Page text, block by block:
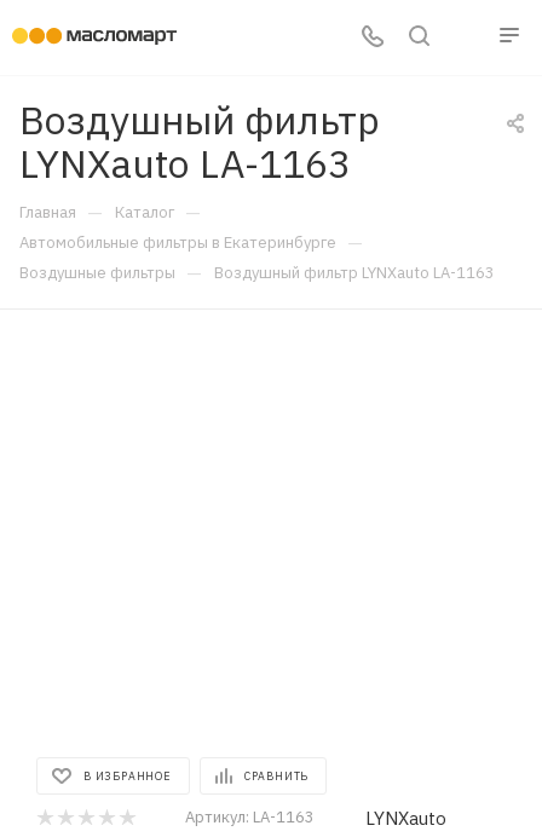
Воздушный фильтр
LYNXauto LA-1163
Главная — Каталог —
Автомобильные фильтры в Екатеринбурге —
Воздушные фильтры — Воздушный фильтр LYNXauto LA-1163
В ИЗБРАННОЕ СРАВНИТЬ
Артикул: LA-1163 LYNXauto